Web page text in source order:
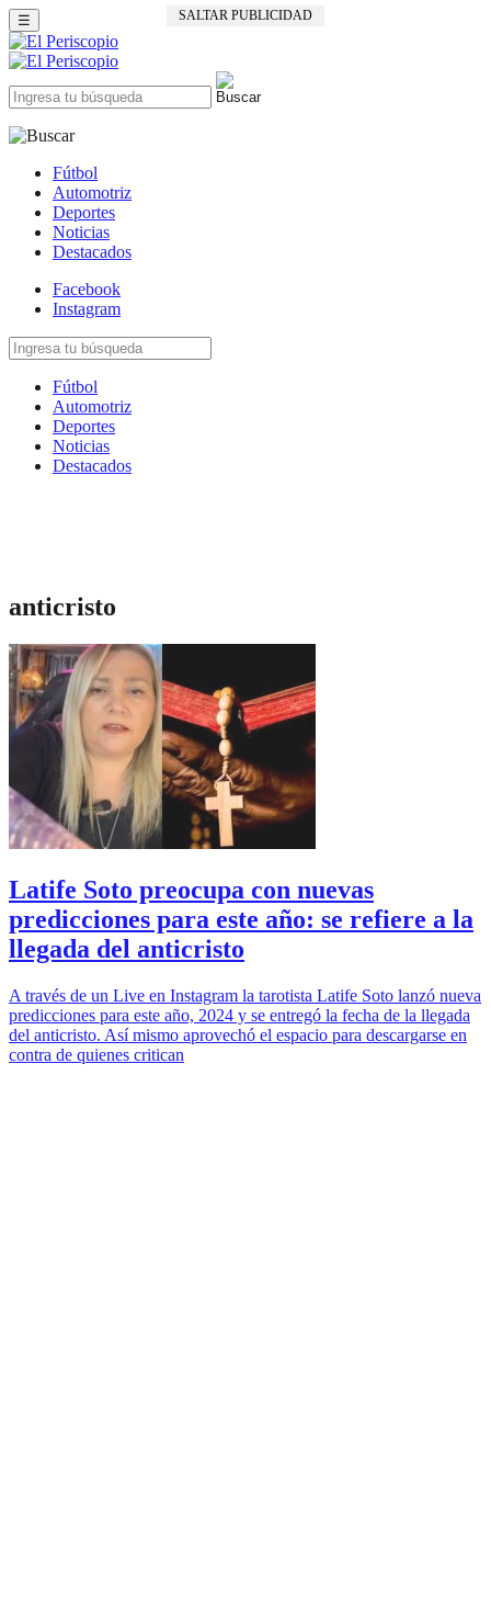
SALTAR PUBLICIDAD
☰
Fútbol
Automotriz
Deportes
Noticias
Destacados
Facebook
Instagram
Fútbol
Automotriz
Deportes
Noticias
Destacados
anticristo
Latife Soto preocupa con nuevas
predicciones para este año: se refiere a la
llegada del anticristo
A través de un Live en Instagram la tarotista Latife Soto lanzó nueva
predicciones para este año, 2024 y se entregó la fecha de la llegada
del anticristo. Así mismo aprovechó el espacio para descargarse en
contra de quienes critican